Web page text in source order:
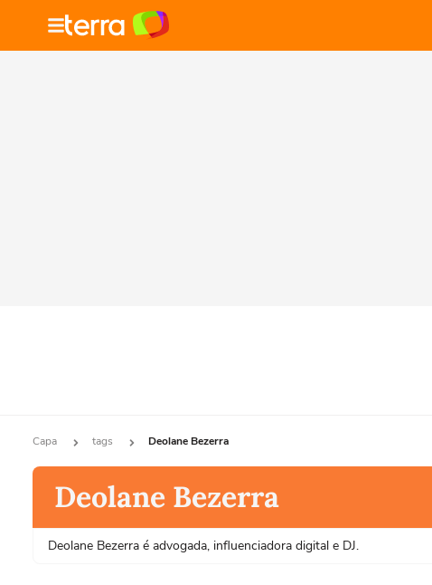
Capa tags Deolane Bezerra
Deolane Bezerra
Deolane Bezerra é advogada, influenciadora digital e DJ.